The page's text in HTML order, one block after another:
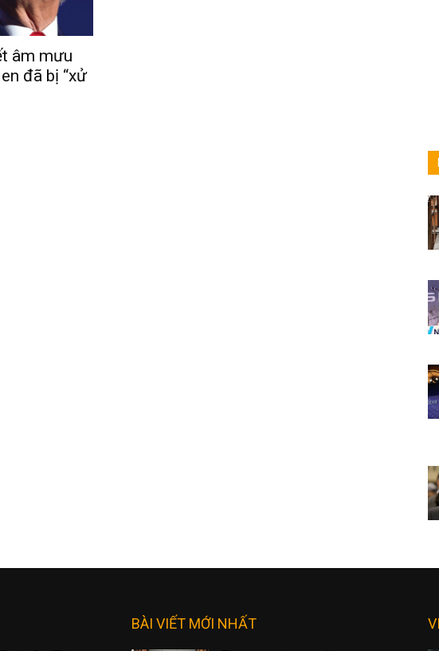
âm mưu
đã bị “xử
BÀI VIẾT MỚI NHẤT